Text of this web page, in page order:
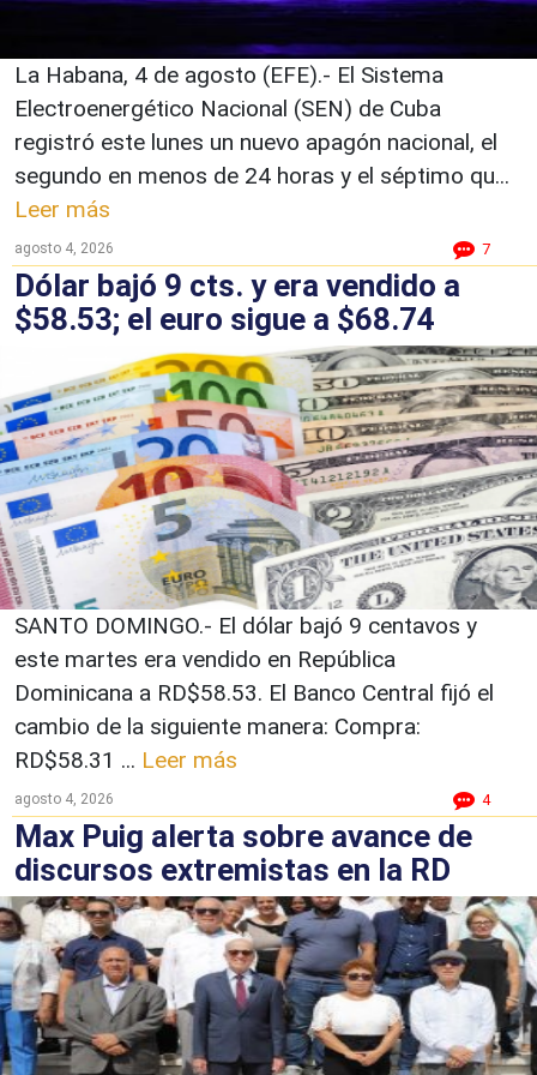
La Habana, 4 de agosto (EFE).- El Sistema
Electroenergético Nacional (SEN) de Cuba
registró este lunes un nuevo apagón nacional, el
segundo en menos de 24 horas y el séptimo qu...
Leer más
agosto 4, 2026 7
Dólar bajó 9 cts. y era vendido a
$58.53; el euro sigue a $68.74
SANTO DOMINGO.- El dólar bajó 9 centavos y
este martes era vendido en República
Dominicana a RD$58.53. El Banco Central fijó el
cambio de la siguiente manera: Compra:
RD$58.31 ... Leer más
agosto 4, 2026 4
Max Puig alerta sobre avance de
discursos extremistas en la RD